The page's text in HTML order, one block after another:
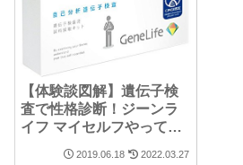
【体験談図解】遺伝子検
査で性格診断！ジーンラ
イフ マイセルフやってみ
た結果公開【評判・口コ
2019.06.18 2022.03.27